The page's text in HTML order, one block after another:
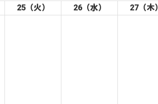
25（火） 26（水） 27（木）